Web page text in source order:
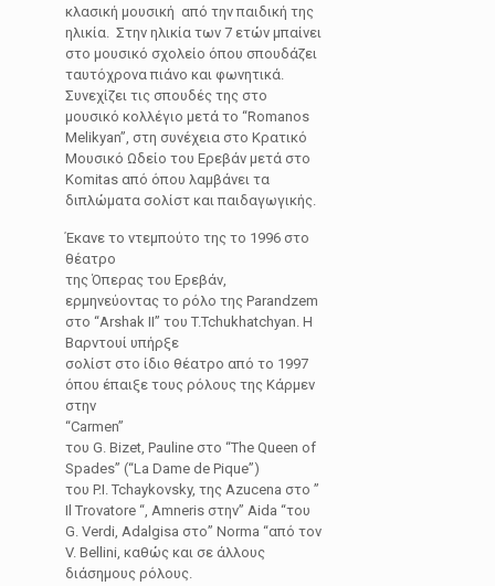
κλασική μουσική από την παιδική της
ηλικία. Στην ηλικία των 7 ετών μπαίνει
στο μουσικό σχολείο όπου σπουδάζει
ταυτόχρονα πιάνο και φωνητικά.
Συνεχίζει τις σπουδές της στο
μουσικό κολλέγιο μετά το “Romanos
Melikyan”, στη συνέχεια στο Κρατικό
Μουσικό Ωδείο του Ερεβάν μετά στο
Komitas από όπου λαμβάνει τα
διπλώματα σολίστ και παιδαγωγικής.
Έκανε το ντεμπούτο της το 1996 στο
θέατρο
της Όπερας του Ερεβάν,
ερμηνεύοντας το ρόλο της Parandzem
στο “Arshak II” του T.Tchukhatchyan. Η
Βαρντουί υπήρξε
σολίστ στο ίδιο θέατρο από το 1997
όπου έπαιξε τους ρόλους της Κάρμεν
στην
“Carmen”
του G. Bizet, Pauline στο “The Queen of
Spades” (“La Dame de Pique”)
του P.I. Tchaykovsky, της Azucena στο ”
Il Trovatore “, Amneris στην” Aida “του
G. Verdi, Adalgisa στο” Norma “από τον
V. Bellini, καθώς και σε άλλους
διάσημους ρόλους.